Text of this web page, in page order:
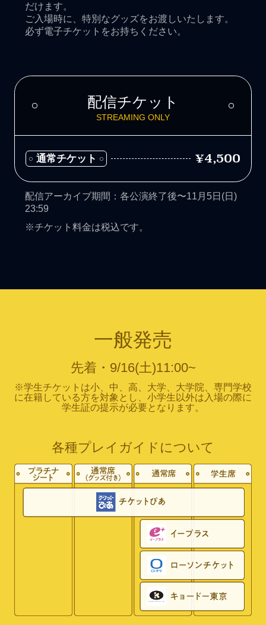
だけます。
ご入場時に、特別なグッズをお渡しいたします。
必ず電子チケットをお持ちください。
STREAMING ONLY
配信チケット
通常チケット ¥4,500
配信アーカイブ期間：各公演終了後〜11月5日(日)
23:59
※チケット料金は税込です。
一般発売
先着・9/16(土)11:00~
※学生チケットは小、中、高、大学、大学院、専門学校
に在籍している方を対象とし、小学生以外は入場の際に
学生証の提示が必要となります。
各種プレイガイドについて